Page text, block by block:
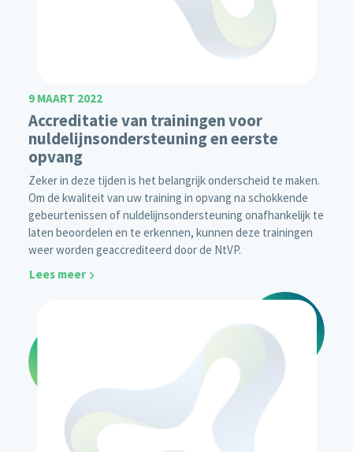
9 MAART 2022
Accreditatie van trainingen voor
nuldelijnsondersteuning en eerste
opvang
Zeker in deze tijden is het belangrijk onderscheid te maken.
Om de kwaliteit van uw training in opvang na schokkende
gebeurtenissen of nuldelijnsondersteuning onafhankelijk te
laten beoordelen en te erkennen, kunnen deze trainingen
weer worden geaccrediteerd door de NtVP.
Lees meer